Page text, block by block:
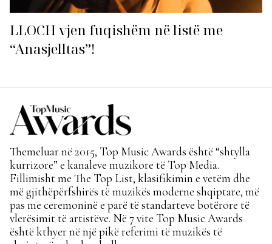
LLOCH vjen fuqishëm në listë me
“Anasjelltas”!
Themeluar në 2015, Top Music Awards është “shtylla
kurrizore” e kanaleve muzikore të Top Media.
Fillimisht me The Top List, klasifikimin e vetëm dhe
më gjithëpërfshirës të muzikës moderne shqiptare, më
pas me ceremoninë e parë të standarteve botërore të
vlerësimit të artistëve. Në 7 vite Top Music Awards
është kthyer në një pikë referimi të muzikës të